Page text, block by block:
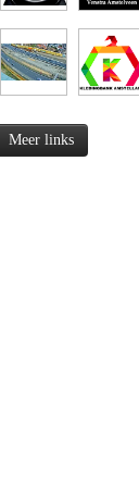
Meer links